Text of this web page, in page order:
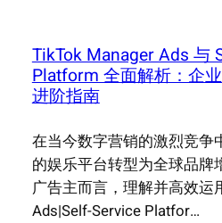
TikTok Manager Ads 与
Platform 全面解析：企
进阶指南
在当今数字营销的激烈竞争
的娱乐平台转型为全球品牌
广告主而言，理解并高效运
Ads|Self-Service Platfor…